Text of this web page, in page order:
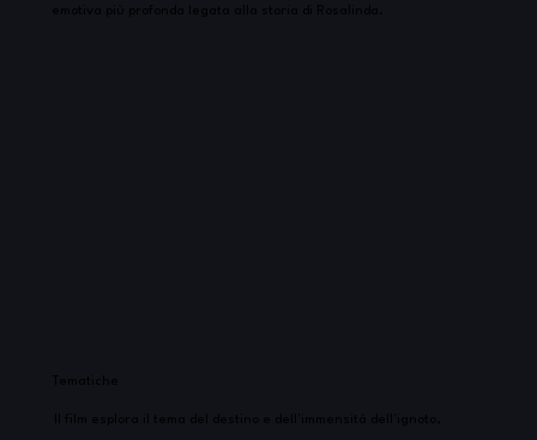
emotiva più profonda legata alla storia di Rosalinda.
Tematiche
Il film esplora il tema del destino e dell'immensità dell'ignoto,